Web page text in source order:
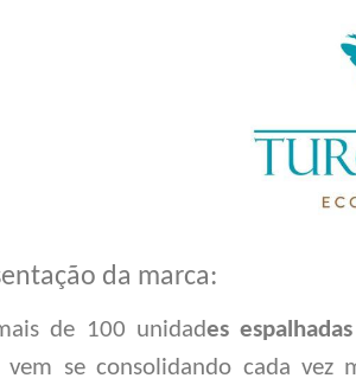
da marca:
de 100 unidades
vem se consolidando cada vez